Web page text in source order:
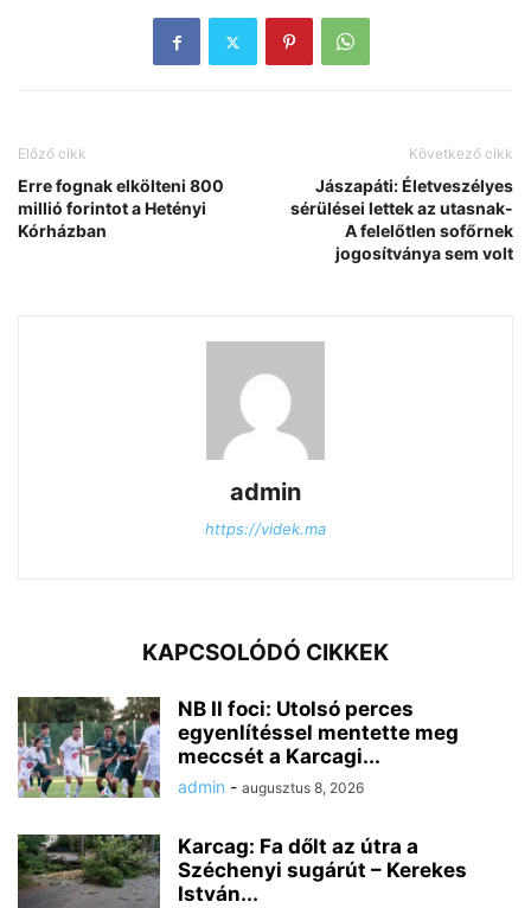
Előző cikk
Erre fognak elkölteni 800
millió forintot a Hetényi
Kórházban
Következő cikk
Jászapáti: Életveszélyes
sérülései lettek az utasnak-
A felelőtlen sofőrnek
jogosítványa sem volt
admin
https://videk.ma
KAPCSOLÓDÓ CIKKEK
NB II foci: Utolsó perces
egyenlítéssel mentette meg
meccsét a Karcagi...
admin - augusztus 8, 2026
Karcag: Fa dőlt az útra a
Széchenyi sugárút – Kerekes
István...